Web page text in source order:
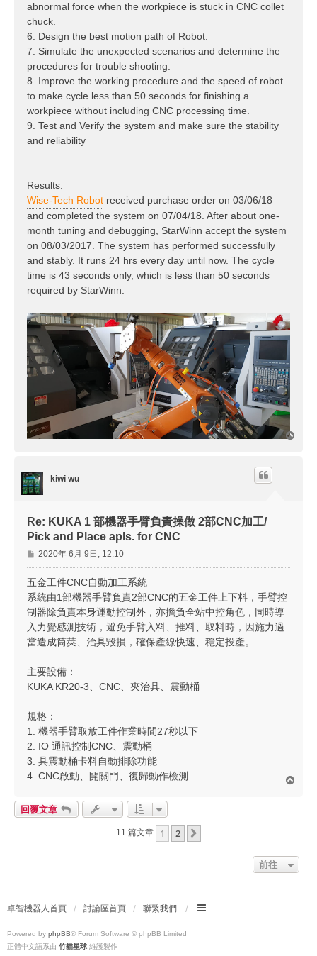
abnormal force when the workpiece is stuck in CNC collet
chuck.
6. Design the best motion path of Robot.
7. Simulate the unexpected scenarios and determine the
procedures for trouble shooting.
8. Improve the working procedure and the speed of robot
to make cycle less than 50 seconds for finishing a
workpiece without including CNC processing time.
9. Test and Verify the system and make sure the stability
and reliability
Results:
Wise-Tech Robot received purchase order on 03/06/18
and completed the system on 07/04/18. After about one-
month tuning and debugging, StarWinn accept the system
on 08/03/2017. The system has performed successfully
and stably. It runs 24 hrs every day until now. The cycle
time is 43 seconds only, which is less than 50 seconds
required by StarWinn.
kiwi wu
Re: KUKA 1 部機器手臂負責操做 2部CNC加工/
Pick and Place apls. for CNC
文
章
2020年 6月 9日, 12:10
五金工件CNC自動加工系統
系統由1部機器手臂負責2部CNC的五金工件上下料，手臂控
制器除負責本身運動控制外，亦擔負全站中控角色，同時導
入力覺感測技術，避免手臂入料、推料、取料時，因施力過
當造成筒莢、治具毀損，確保產線快速、穩定投產。
主要設備：
KUKA KR20-3、CNC、夾治具、震動桶
規格：
1. 機器手臂取放工件作業時間27秒以下
2. IO 通訊控制CNC、震動桶
3. 具震動桶卡料自動排除功能
4. CNC啟動、開關門、復歸動作檢測
回覆文章
11 篇文章 1 2
前往
卓智機器人首頁 討論區首頁 聯繫我們
Powered by phpBB® Forum Software © phpBB Limited
正體中文語系由 竹貓星球 維護製作